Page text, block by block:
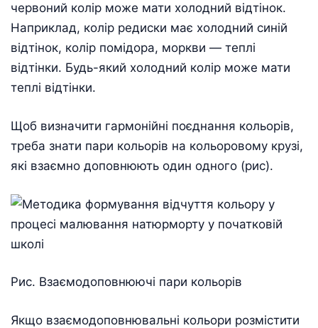
червоний колір може мати холодний відтінок.
Наприклад, колір редиски має холодний синій
відтінок, колір помідора, моркви — теплі
відтінки. Будь-який холодний колір може мати
теплі відтінки.
Щоб визначити гармонійні поєднання кольорів,
треба знати пари кольорів на кольоровому крузі,
які взаємно доповнюють один одного (рис).
Рис. Взаємодоповнюючі пари кольорів
Якщо взаємодоповнювальні кольори розмістити